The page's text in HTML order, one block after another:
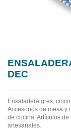
DEC
Ensaladera gres,
Accesorios de mesa y
de cocina. Artículos
artesanales.